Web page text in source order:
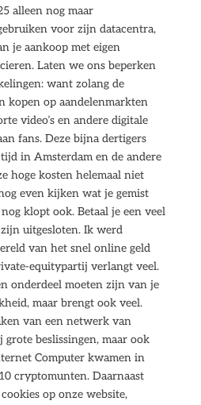
alleen nog maar
voor zijn datacentra,
je aankoop met eigen
Laten we ons beperken
want zolang de
kopen op aandelenmarkten
video’s en andere digitale
fans. Deze bijna dertigers
in Amsterdam en de andere
hoge kosten helemaal niet
even kijken wat je gemist
klopt ook. Betaal je een veel
uitgesloten. Ik werd
van het snel online geld
equitypartij verlangt veel.
onderdeel moeten zijn van je
maar brengt ook veel.
van een netwerk van
beslissingen, maar ook
Computer kwamen in
cryptomunten. Daarnaast
op onze website,